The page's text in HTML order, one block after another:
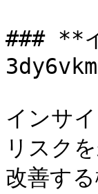
### **
インサ
リスク
改善す